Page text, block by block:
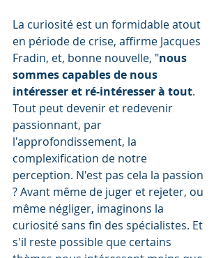
La curiosité est un formidable atout
en période de crise, affirme Jacques
Fradin, et, bonne nouvelle, "nous
sommes capables de nous
intéresser et ré-intéresser à tout.
Tout peut devenir et redevenir
passionnant, par
l'approfondissement, la
complexification de notre
perception. N'est pas cela la passion
? Avant même de juger et rejeter, ou
même négliger, imaginons la
curiosité sans fin des spécialistes. Et
s'il reste possible que certains